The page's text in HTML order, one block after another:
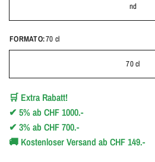
nd
FORMATO:70 cl
70 cl
🛒 Extra Rabatt!
✔5% abCHF 1000.-
✔3% abCHF 700.-
🚚 Kostenloser Versand ab CHF 149.-